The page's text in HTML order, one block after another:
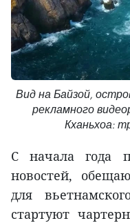
Вид на Байзой,
рекламного
Кханьхоа:
С начала года
новостей,
для
стартуют